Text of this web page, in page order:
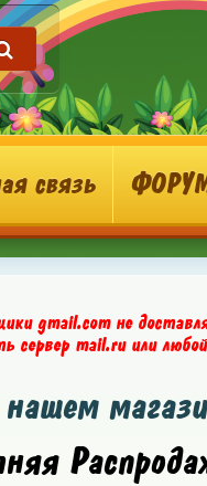
связь
gmail.com не
сервер mail.ru или